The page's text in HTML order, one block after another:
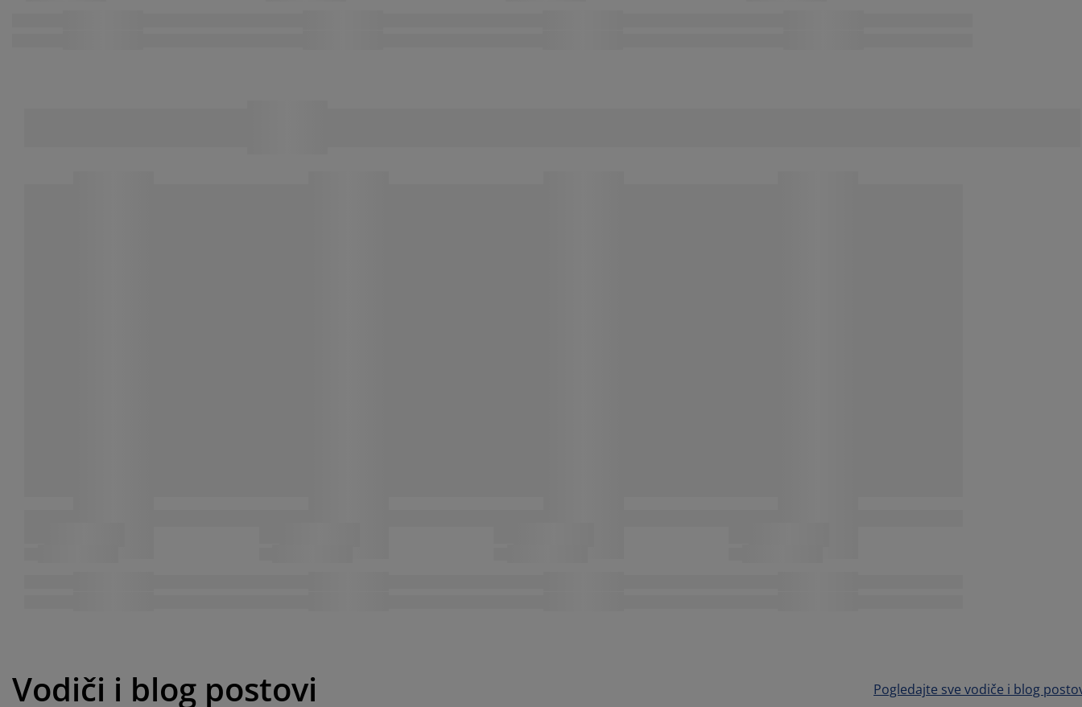
Vodiči i blog postovi Pogledajte sve vodiče i blog